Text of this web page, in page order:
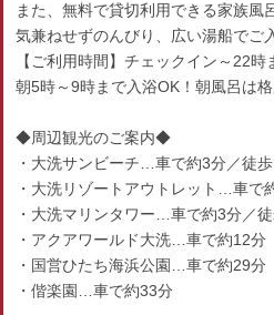
また、無料で貸切利用できる家族風
気兼ねせずのんびり、広い湯船でご
【ご利用時間】チェックイン～22時
朝5時～9時まで入浴OK！朝風呂は
◆周辺観光のご案内◆
・大洗サンビーチ…車で約3分／徒
・大洗リゾートアウトレット…車で
・大洗マリンタワー…車で約3分／
・アクアワールド大洗…車で約12分
・国営ひたち海浜公園…車で約29分
・偕楽園…車で約33分